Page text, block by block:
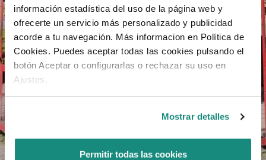
información estadística del uso de la página web y
ofrecerte un servicio más personalizado y publicidad
acorde a tu navegación. Más informacion en Política de
Cookies. Puedes aceptar todas las cookies pulsando el
botón Aceptar o configurarlas o rechazar su uso en
Ajustes.
Mostrar detalles
Permitir todas las cookies